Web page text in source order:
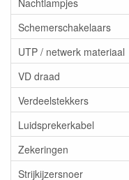
Schemerschakelaars
UTP / netwerk materiaal
VD draad
Verdeelstekkers
Luidsprekerkabel
Zekeringen
Strijkijzersnoer